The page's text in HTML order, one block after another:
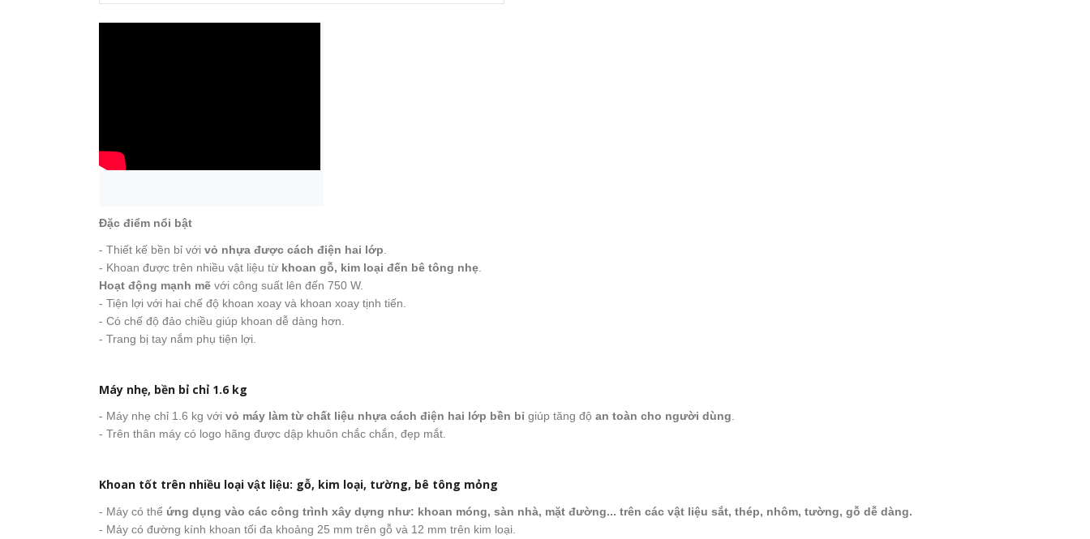
Đặc điểm nổi bật
- Thiết kế bền bỉ với vỏ nhựa được cách điện hai lớp
- Khoan được trên nhiều vật liệu từ khoan gỗ, kim loại đến bê tông nhẹ
Hoạt động mạnh mẽ với công suất lên đến 750 W.
- Tiện lợi với hai chế độ khoan xoay và khoan xoay tịnh tiến.
- Có chế độ đảo chiều giúp khoan dễ dàng hơn.
- Trang bị tay nắm phụ tiện lợi.
Máy nhẹ, bền bỉ chỉ 1.6 kg
- Máy nhẹ chỉ 1.6 kg với vỏ máy làm từ chất liệu nhựa cách điện hai lớp bền bỉ giúp tăng độ an toàn cho người dùng
- Trên thân máy có logo hãng được dập khuôn chắc chắn, đẹp mắt.
Khoan tốt trên nhiều loại vật liệu: gỗ, kim loại, tường, bê tông mỏng
- Máy có thể ứng dụng vào các công trình xây dựng như: khoan móng, sàn nhà, mặt đường... trên các vật liệu sắt, thép, nhôm, tường, gỗ dễ dàng.
- Máy có đường kính khoan tối đa khoảng 25 mm trên gỗ và 12 mm trên kim loại.